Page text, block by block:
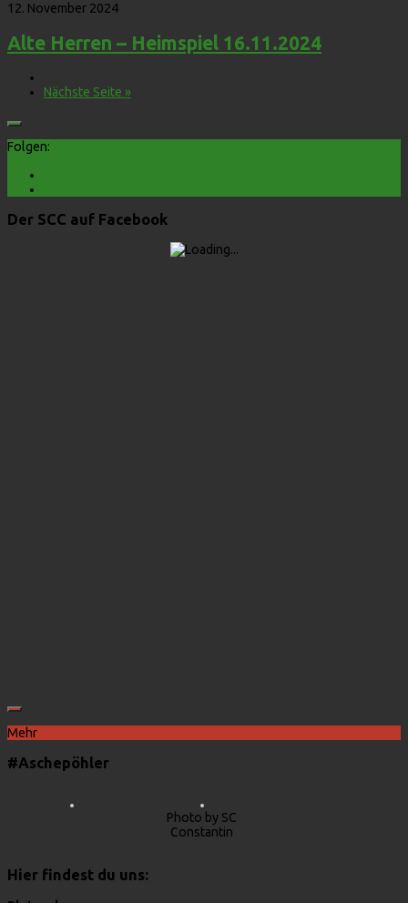
12. November 2024
Alte Herren – Heimspiel 16.11.2024
Nächste Seite »
Folgen:
Der SCC auf Facebook
Mehr
#Aschepöhler
Photo by SC
Constantin
Hier findest du uns: